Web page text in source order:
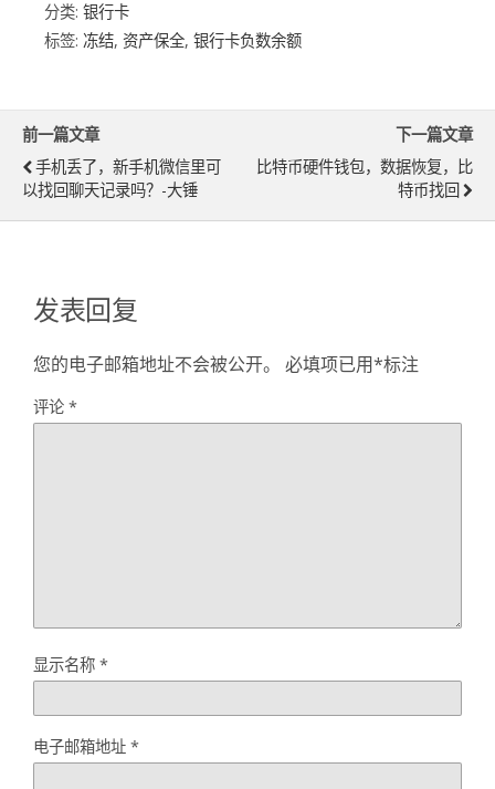
分类: 银行卡
标签: 冻结, 资产保全, 银行卡负数余额
前一篇文章
手机丢了，新手机微信里可
以找回聊天记录吗？-大锤
下一篇文章
比特币硬件钱包，数据恢复，比
特币找回
发表回复
您的电子邮箱地址不会被公开。 必填项已用*标注
评论 *
显示名称 *
电子邮箱地址 *